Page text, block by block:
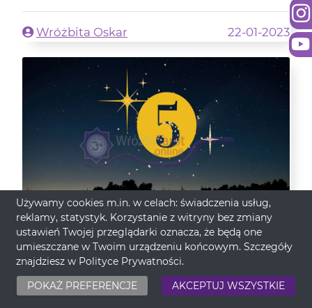
Wróżbita Oskar 22-01-2023
Dzień urodzenia 5 (pięć)
Czy wiesz jak wiele cennych informacji niesie ze sobą
twój dzień urodzenia? Dzięki gruntow...
Używamy cookies m.in. w celach: świadczenia usług,
reklamy, statystyk. Korzystanie z witryny bez zmiany
ustawień Twojej przeglądarki oznacza, że będą one
umieszczane w Twoim urządzeniu końcowym. Szczegóły
znajdziesz w Polityce Prywatności.
POKAŻ PREFERENCJE
AKCEPTUJ WSZYSTKIE